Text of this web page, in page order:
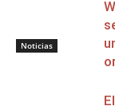
Noticias